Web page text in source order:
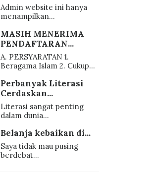
Admin website ini hanya
menampilkan...
MASIH MENERIMA
PENDAFTARAN...
A. PERSYARATAN 1.
Beragama Islam 2. Cukup...
Perbanyak Literasi
Cerdaskan...
Literasi sangat penting
dalam dunia...
Belanja kebaikan di...
Saya tidak mau pusing
berdebat...